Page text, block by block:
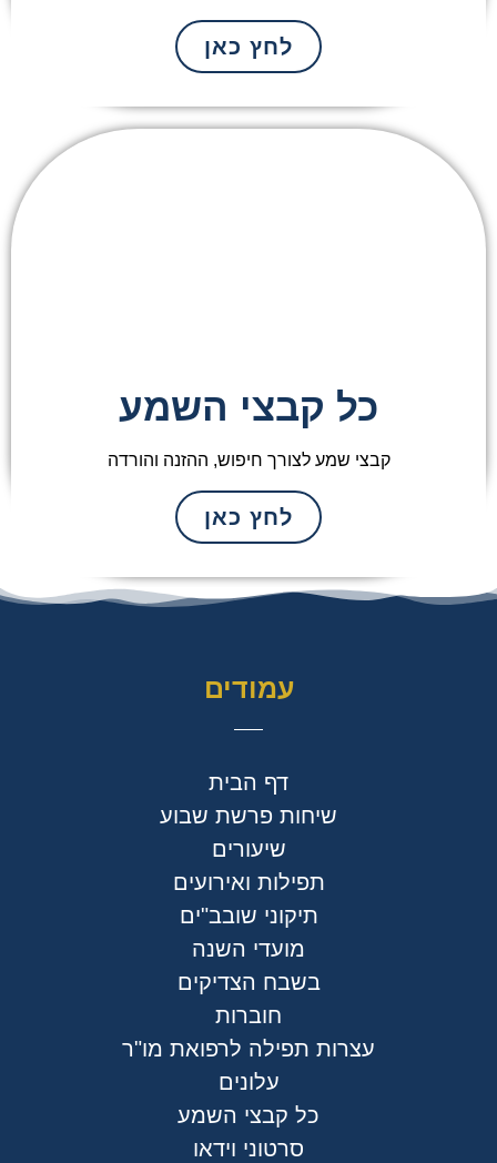
לחץ כאן
כל קבצי השמע
קבצי שמע לצורך חיפוש, ההזנה והורדה
לחץ כאן
עמודים
דף הבית
שיחות פרשת שבוע
שיעורים
תפילות ואירועים
תיקוני שובב"ים
מועדי השנה
בשבח הצדיקים
חוברות
עצרות תפילה לרפואת מו"ר
עלונים
כל קבצי השמע
סרטוני וידאו